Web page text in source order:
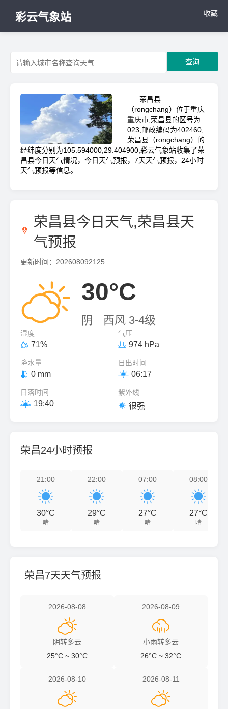
彩云气象站 收藏
查询
荣昌县
（rongchang）位于重庆
重庆市 ,荣昌县的区号为
023,邮政编码为402460,
荣昌县（rongchang）的
经纬度分别为105.594000,29.404900,彩云气象站收集了荣
昌县今日天气情况，今日天气预报，7天天气预报，24小时
天气预报等信息。

荣昌县今日天气,荣昌县天
气预报
更新时间：202608092125
 30°C
阴 西风 3-4级
湿度
 71%
气压
 974 hPa
降水量
 0 mm
日出时间
 06:17
日落时间
 19:40
紫外线
 很强
荣昌24小时预报
21:00

30°C
晴
22:00

29°C
晴
07:00

27°C
晴
08:00

27°C
晴
荣昌7天天气预报
2026-08-08

阴转多云
25°C ~ 30°C
2026-08-09

小雨转多云
26°C ~ 32°C
2026-08-10

2026-08-11
